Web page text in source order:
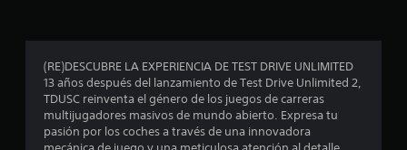
o
(RE)DESCUBRE LA EXPERIENCIA DE TEST DRIVE UNLIMITED
13 años después del lanzamiento de Test Drive Unlimited 2,
TDUSC reinventa el género de los juegos de carreras
multijugadores masivos de mundo abierto. Expresa tu
pasión por los coches a través de una innovadora